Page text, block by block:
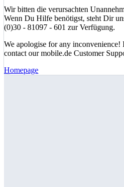
Wir bitten die verursachten
Wenn Du Hilfe benötigst, steht Dir
(0)30 - 81097 - 601 zur Verfügung.
We apologise for any inconvenience!
contact our mobile.de Customer
Homepage